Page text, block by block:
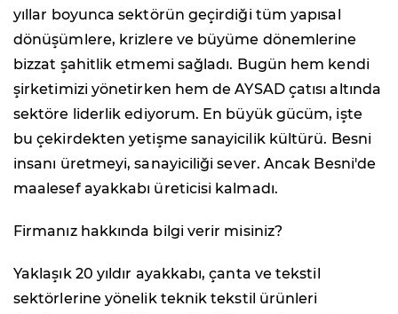
yıllar boyunca sektörün geçirdiği tüm yapısal
dönüşümlere, krizlere ve büyüme dönemlerine
bizzat şahitlik etmemi sağladı. Bugün hem kendi
şirketimizi yönetirken hem de AYSAD çatısı altında
sektöre liderlik ediyorum. En büyük gücüm, işte
bu çekirdekten yetişme sanayicilik kültürü. Besni
insanı üretmeyi, sanayiciliği sever. Ancak Besni'de
maalesef ayakkabı üreticisi kalmadı.
Firmanız hakkında bilgi verir misiniz?
Yaklaşık 20 yıldır ayakkabı, çanta ve tekstil
sektörlerine yönelik teknik tekstil ürünleri